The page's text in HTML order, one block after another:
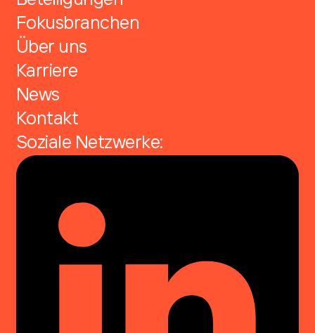
Fokusbranchen
Über uns
Karriere
News
Kontakt
Soziale Netzwerke: